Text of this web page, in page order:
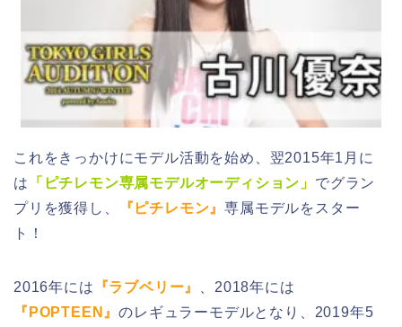
これをきっかけにモデル活動を始め、翌2015年1月に
は
「ピチレモン専属モデルオーディション」 でグラン
プリを獲得し、
『ピチレモン』専属モデルをスター
ト！
2016年には 『ラブベリー』
、2018年には
『POPTEEN』のレギュラーモデルとなり、2019年5